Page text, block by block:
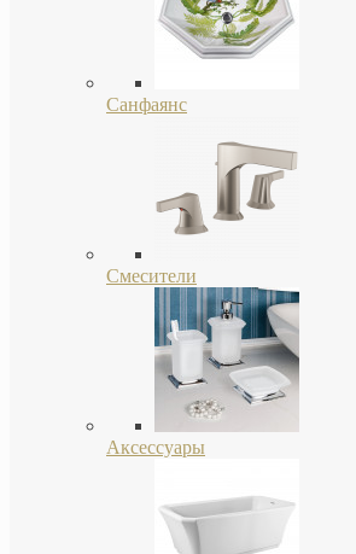
Санфаянс
Смесители
Аксессуары